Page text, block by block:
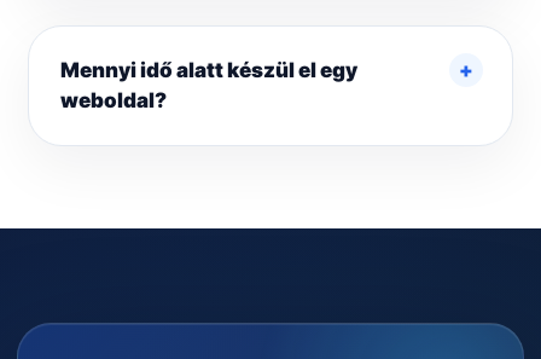
Mennyi idő alatt készül el egy
weboldal?